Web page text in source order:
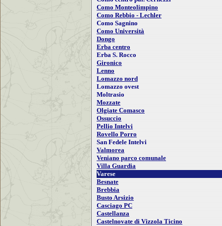
Como Monteolimpino
Como Rebbio - Lechler
Como Sagnino
Como Università
Dongo
Erba centro
Erba S. Rocco
Gironico
Lenno
Lomazzo nord
Lomazzo ovest
Moltrasio
Mozzate
Olgiate Comasco
Ossuccio
Pellio Intelvi
Rovello Porro
San Fedele Intelvi
Valmorea
Veniano parco comunale
Villa Guardia
Varese
Besnate
Brebbia
Busto Arsizio
Casciago PC
Castellanza
Castelnovate di Vizzola Ticino